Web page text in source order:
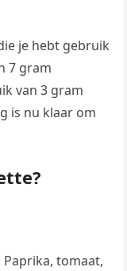
je hebt gebruik
7 gram
van 3 gram
is nu klaar om
tomaat,